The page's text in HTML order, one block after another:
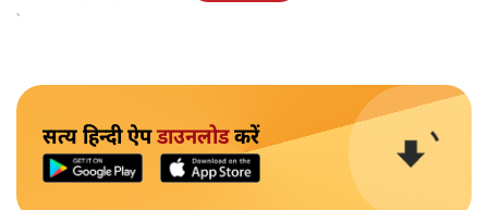
बनाएगी, किसी के गले नहीं उतर रहा है।
सत्य हिन्दी ऐपडाउनलोडकरें